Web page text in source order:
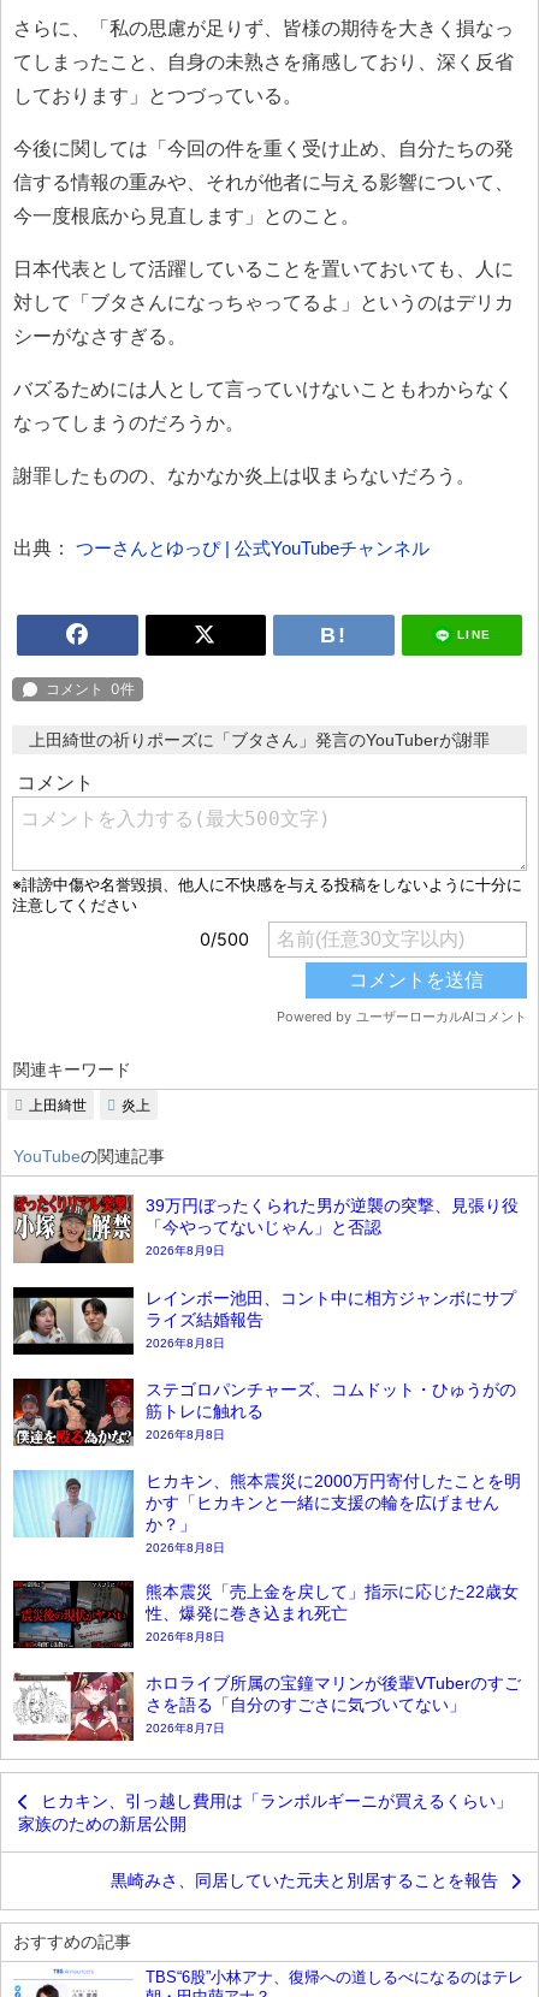
さらに、「私の思慮が足りず、皆様の期待を大きく損なっ
てしまったこと、自身の未熟さを痛感しており、深く反省
しております」とつづっている。
今後に関しては「今回の件を重く受け止め、自分たちの発
信する情報の重みや、それが他者に与える影響について、
今一度根底から見直します」とのこと。
日本代表として活躍していることを置いておいても、人に
対して「ブタさんになっちゃってるよ」というのはデリカ
シーがなさすぎる。
バズるためには人として言っていけないこともわからなく
なってしまうのだろうか。
謝罪したものの、なかなか炎上は収まらないだろう。
出典： つーさんとゆっぴ | 公式YouTubeチャンネル
LINE
上田綺世の祈りポーズに「ブタさん」発言のYouTuberが謝罪
関連キーワード
上田綺世 炎上
YouTubeの関連記事
39万円ぼったくられた男が逆襲の突撃、見張り役
「今やってないじゃん」と否認
2026年8月9日
レインボー池田、コント中に相方ジャンボにサプ
ライズ結婚報告
2026年8月8日
ステゴロパンチャーズ、コムドット・ひゅうがの
筋トレに触れる
2026年8月8日
ヒカキン、熊本震災に2000万円寄付したことを明
かす「ヒカキンと一緒に支援の輪を広げません
か？」
2026年8月8日
熊本震災「売上金を戻して」指示に応じた22歳女
性、爆発に巻き込まれ死亡
2026年8月8日
ホロライブ所属の宝鐘マリンが後輩VTuberのすご
さを語る「自分のすごさに気づいてない」
2026年8月7日
ヒカキン、引っ越し費用は「ランボルギーニが買えるくらい」
家族のための新居公開
黒崎みさ、同居していた元夫と別居することを報告
おすすめの記事
TBS“6股”小林アナ、復帰への道しるべになるのはテレ